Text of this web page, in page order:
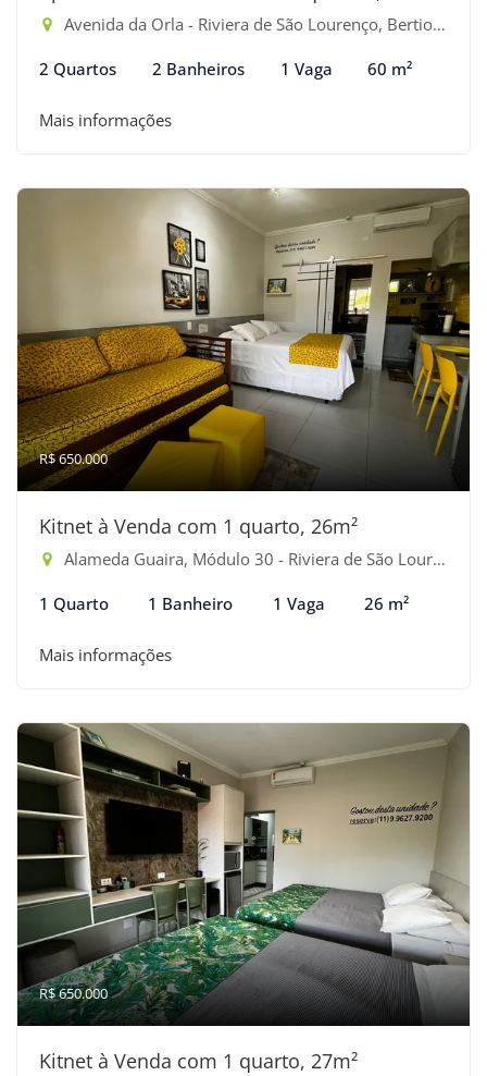
Avenida da Orla - Riviera de São Lourenço, Bertioga-SP
2 Quartos 2 Banheiros 1 Vaga 60 m²
Mais informações
R$ 650.000
Kitnet à Venda com 1 quarto, 26m²
Alameda Guaira, Módulo 30 - Riviera de São Lourenço, Bertioga-SP
1 Quarto 1 Banheiro 1 Vaga 26 m²
Mais informações
R$ 650.000
Kitnet à Venda com 1 quarto, 27m²